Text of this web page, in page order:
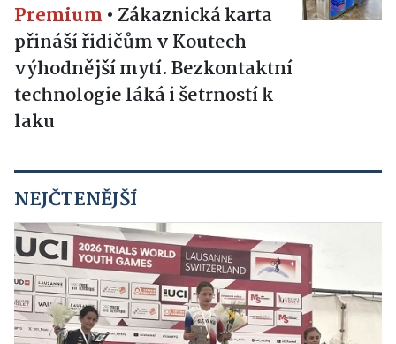
Premium • Zákaznická karta
přináší řidičům v Koutech
výhodnější mytí. Bezkontaktní
technologie láká i šetrností k
laku
NEJČTENĚJŠÍ